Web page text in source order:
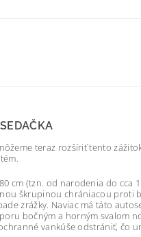
teraz rozšíriť tento
cm (tzn. od narodenia do cca
škrupinou chrániacou
zrážky. Naviac má táto
bočným a horným svalom
vankúše odstrániť, čo